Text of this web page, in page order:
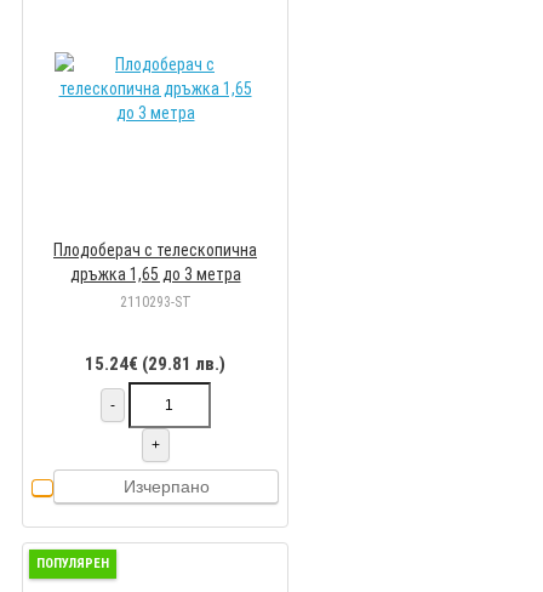
Плодоберач с телескопична
дръжка 1,65 до 3 метра
2110293-ST
15.24€ (29.81 лв.)
-
+
Изчерпано
ПОПУЛЯРЕН